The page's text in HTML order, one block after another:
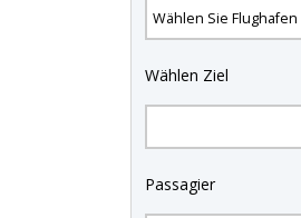
Wählen Ziel
Passagier